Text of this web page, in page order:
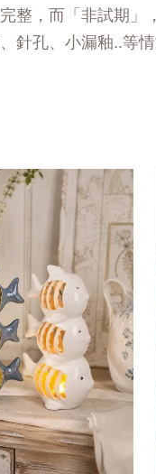
，而「非試期」
針孔、小漏釉..等